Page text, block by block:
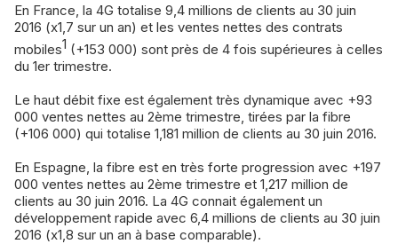
En France, la 4G totalise 9,4 millions de clients au 30 juin
2016 (x1,7 sur un an) et les ventes nettes des contrats
mobiles1 (+153 000) sont près de 4 fois supérieures à celles
du 1er trimestre.
Le haut débit fixe est également très dynamique avec +93
000 ventes nettes au 2ème trimestre, tirées par la fibre
(+106 000) qui totalise 1,181 million de clients au 30 juin 2016.
En Espagne, la fibre est en très forte progression avec +197
000 ventes nettes au 2ème trimestre et 1,217 million de
clients au 30 juin 2016. La 4G connait également un
développement rapide avec 6,4 millions de clients au 30 juin
2016 (x1,8 sur un an à base comparable).